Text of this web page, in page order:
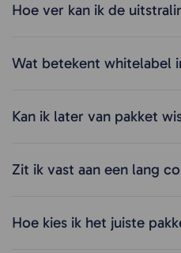
Hoe ver kan ik de
Wat betekent whitelabel
Kan ik later van pakket
Zit ik vast aan een lang
Hoe kies ik het juiste